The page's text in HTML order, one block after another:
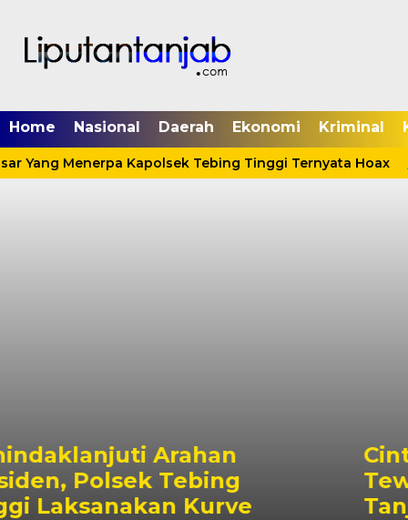
Home Nasional Daerah Ekonomi Kriminal
Yang Menerpa Kapolsek Tebing Tinggi Ternyata Hoax
Cinta Ditolak, Seorang
Tewas Gantung Diri Di
Tanjab Barat